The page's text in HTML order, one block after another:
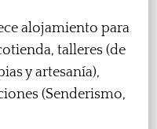
alojamiento para
talleres (de
y artesanía),
(Senderismo,